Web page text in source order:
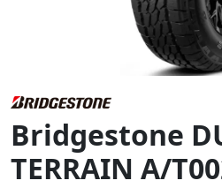
Bridgestone
TERRAIN A/